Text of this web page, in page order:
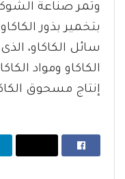
وتمر صناعة
بتخمير بذور
سائل الكاكاو،
الكاكاو ومواد
إنتاج مسحوق